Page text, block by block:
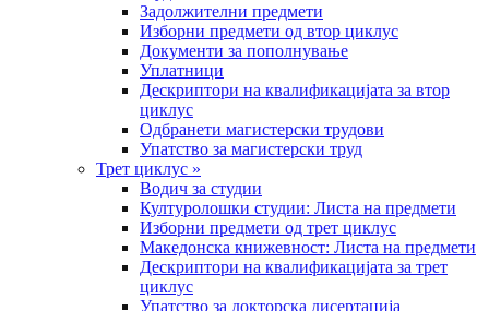
Задолжителни предмети
Изборни предмети од втор циклус
Документи за пополнување
Уплатници
Дескриптори на квалификацијата за втор
циклус
Одбранети магистерски трудови
Упатство за магистерски труд
Трет циклус »
Водич за студии
Културолошки студии: Листа на предмети
Изборни предмети од трет циклус
Македонска книжевност: Листа на предмети
Дескриптори на квалификацијата за трет
циклус
Упатство за докторска дисертација